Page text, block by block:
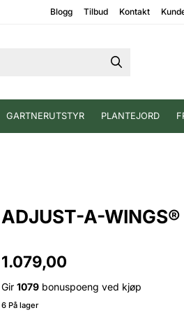
Blogg Tilbud Kontakt
GARTNERUTSTYR PLANTEJORD
ADJUST-A-
1.079,00
Gir 1079 bonuspoeng ved kjøp
6 På lager